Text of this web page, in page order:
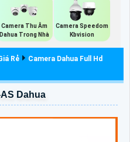
Camera Thu Âm
Dahua Trong Nhà
Camera Speedom
Kbvision
Rẻ
Camera Dahua Full Hd
Dahua